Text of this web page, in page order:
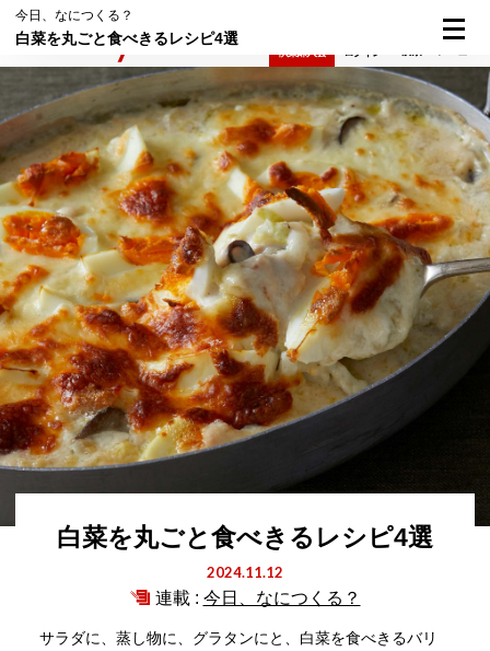
今日、なにつくる？
白菜を丸ごと食べきるレシピ4選
白菜を丸ごと食べきるレシピ4選
2024.11.12
連載 : 今日、なにつくる？
サラダに、蒸し物に、グラタンにと、白菜を食べきるバリ